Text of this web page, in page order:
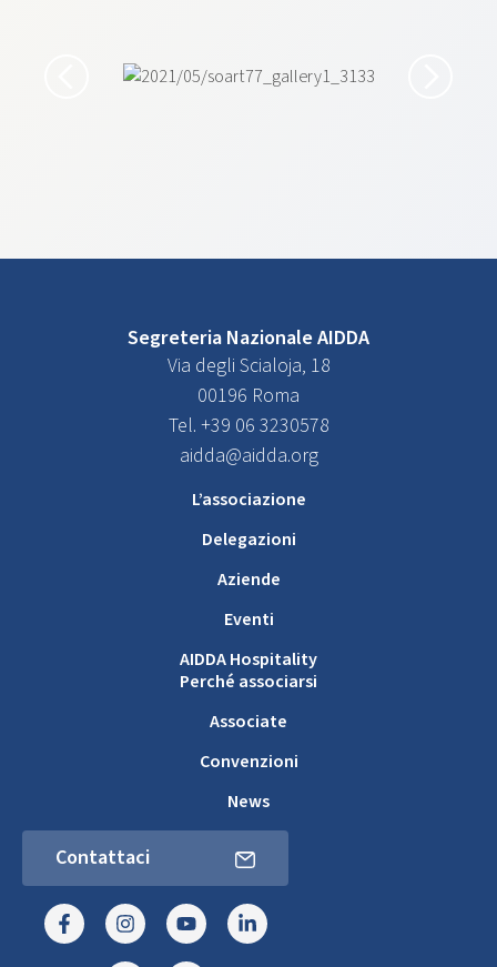
Segreteria Nazionale AIDDA
Via degli Scialoja, 18
00196 Roma
Tel. +39 06 3230578
aidda@aidda.org
L’associazione
Delegazioni
Aziende
Eventi
AIDDA Hospitality
Perché associarsi
Associate
Convenzioni
News
Contattaci